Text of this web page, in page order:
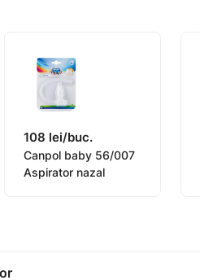
108 lei/buc.
Canpol baby 56/007
Aspirator nazal